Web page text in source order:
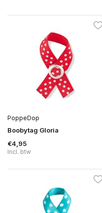
PoppeDop
Boobytag Gloria
€4,95
Incl. btw